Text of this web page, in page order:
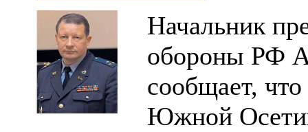
Начальник
обороны РФ
сообщает,
Южной